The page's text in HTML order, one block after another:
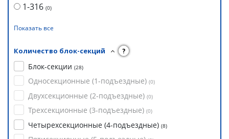
1-316 (0)
Показать все
Количество блок-секций ?
Блок-секции (28)
Односекционные (1-подъездные) (0)
Двухсекционные (2-подъездные) (0)
Трехсекционные (3-подъездные) (0)
Четырехсекционные (4-подъездные) (8)